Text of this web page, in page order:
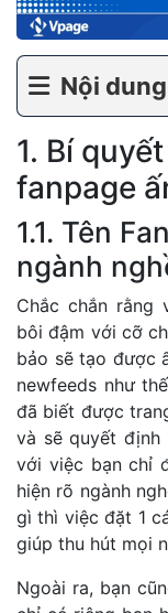
Nội
1. Bí
fanpage
1.1. Tên
ngành
Chắc chắn rằng
bôi đậm với cỡ
bảo sẽ tạo được
newfeeds như
đã biết được
và sẽ quyết định
với việc bạn chỉ
hiện rõ ngành
gì thì việc đặt 1
giúp thu hút mọi
Ngoài ra, bạn